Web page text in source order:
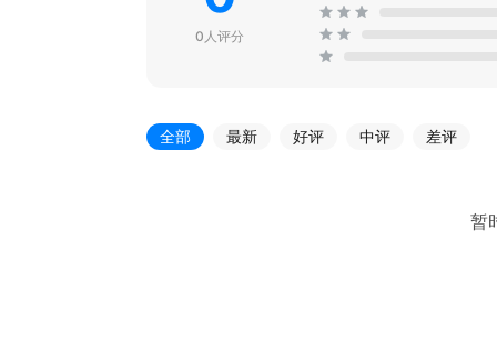
0人评分
全部 最新 好评 中评 差评